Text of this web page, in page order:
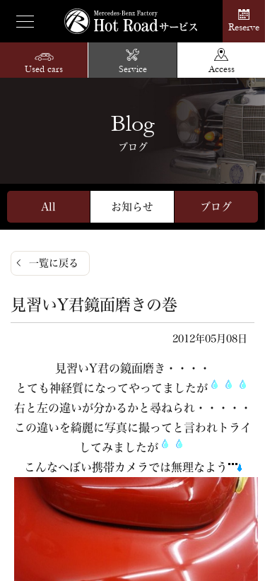
Reserve
Used cars Service Access
Blog
ブログ
All お知らせ ブログ
一覧に戻る
見習いY君鏡面磨きの巻
2012年05月08日
見習いY君の鏡面磨き・・・・
とても神経質になってやってましたが
右と左の違いが分かるかと尋ねられ・・・・・
この違いを綺麗に写真に撮ってと言われトライ
してみましたが
こんなへぼい携帯カメラでは無理なよう